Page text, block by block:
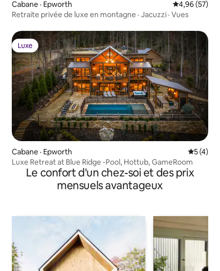
Cabane · Epworth Note
4,96 (57)
Retraite privée de luxe en montagne · Jacuzzi · Vues
Luxe
Luxe
Cabane · Epworth Note
5 (4)
Luxe Retreat at Blue Ridge -Pool, Hottub, GameRoom
Le confort d'un chez-soi et des prix
mensuels avantageux